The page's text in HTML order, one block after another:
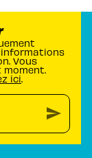
informations
Vous
moment.
ici.
send